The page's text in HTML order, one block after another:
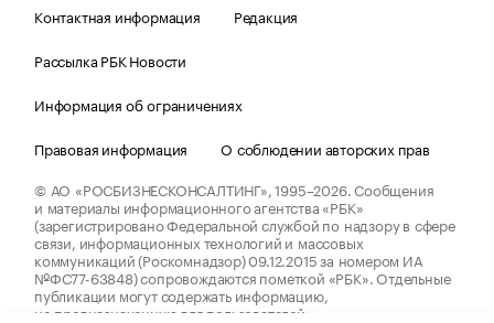
Контактная информация
Редакция
Рассылка РБК Новости
Информация об ограничениях
Правовая информация
О соблюдении авторских прав
© АО «РОСБИЗНЕСКОНСАЛТИНГ»,1995–2026.Сообщения
и материалы информационного агентства «РБК»
(зарегистрировано Федеральной службой по надзору в сфере
связи, информационных технологий и массовых
коммуникаций (Роскомнадзор) 09.12.2015 за номером ИА
№ФС77-63848) сопровождаются пометкой «РБК». Отдельные
публикации могут содержать информацию,
не предназначенную для пользователей